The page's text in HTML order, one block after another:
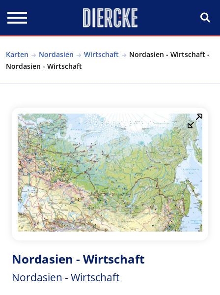
Karten Nordasien Wirtschaft
Nordasien - Wirtschaft -
Nordasien - Wirtschaft
Nordasien - Wirtschaft
Nordasien - Wirtschaft